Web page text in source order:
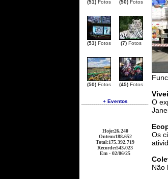
(51) Fotos (50)Fotos
(53) Fotos (7)Fotos
(50) Fotos (45)Fotos
+ Eventos
Hoje:26.240
Ontem:188.652
Total:175.392.719
Recorde:543.023
Em - 02/06/25
O
Os
Não